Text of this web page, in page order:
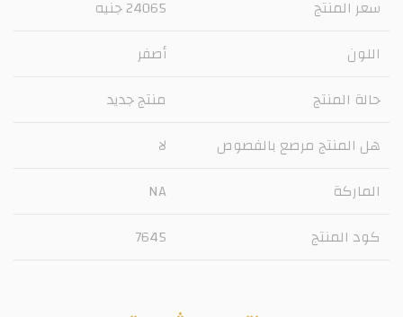
سعر المنتج
24065 جنيه
اللون
أصفر
حالة المنتج
منتج جديد
هل المنتج مرصع بالفصوص
لا
الماركة
NA
كود المنتج
7645